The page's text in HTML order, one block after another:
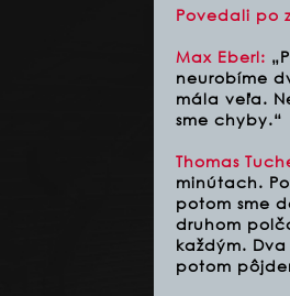
Povedali po
Max Eberl:
neurobíme
mála veľa.
sme chyby.“
Thomas
minútach.
potom sme
druhom
každým.
potom